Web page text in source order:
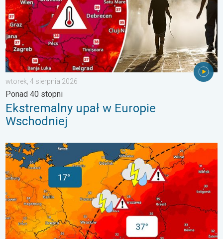
wtorek, 4 sierpnia 2026
Ponad 40 stopni
Ekstremalny upał w Europie
Wschodniej
20 stopni różnicy. Kontrast termiczny. . . sobota, 1 sierpnia